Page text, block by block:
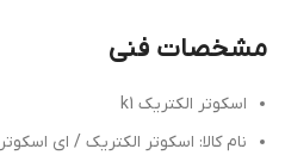
مشخصات فنی
اسکوتر الکتریک k1
نام کالا: اسکوتر الکتریک / ای اسکوتر